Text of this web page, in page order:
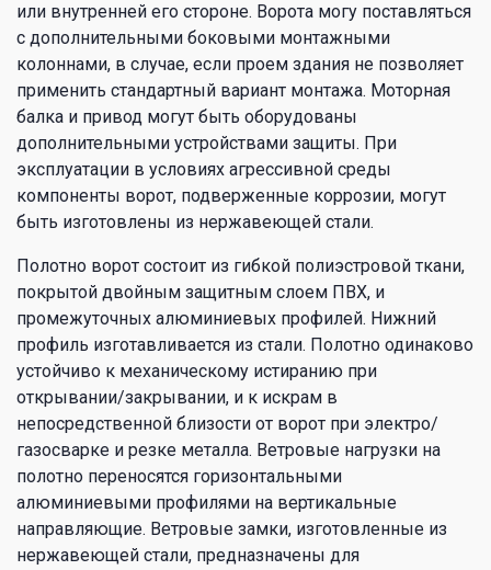
или внутренней его стороне. Ворота могу поставляться
с дополнительными боковыми монтажными
колоннами, в случае, если проем здания не позволяет
применить стандартный вариант монтажа. Моторная
балка и привод могут быть оборудованы
дополнительными устройствами защиты. При
эксплуатации в условиях агрессивной среды
компоненты ворот, подверженные коррозии, могут
быть изготовлены из нержавеющей стали.
Полотно ворот состоит из гибкой полиэстровой ткани,
покрытой двойным защитным слоем ПВХ, и
промежуточных алюминиевых профилей. Нижний
профиль изготавливается из стали. Полотно одинаково
устойчиво к механическому истиранию при
открывании/закрывании, и к искрам в
непосредственной близости от ворот при электро/
газосварке и резке металла. Ветровые нагрузки на
полотно переносятся горизонтальными
алюминиевыми профилями на вертикальные
направляющие. Ветровые замки, изготовленные из
нержавеющей стали, предназначены для